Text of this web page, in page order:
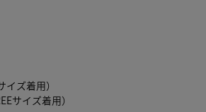
ズ着用）
サイズ着用）